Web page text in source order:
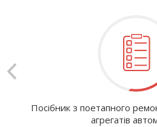
Посібник з поетапного
агрегатів